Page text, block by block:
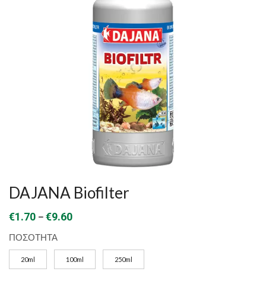
DAJANA Biofilter
€1.70 –€9.60Price
€1.70
through
ΠΟΣΟΤΗΤΑ
20ml 100ml 250ml